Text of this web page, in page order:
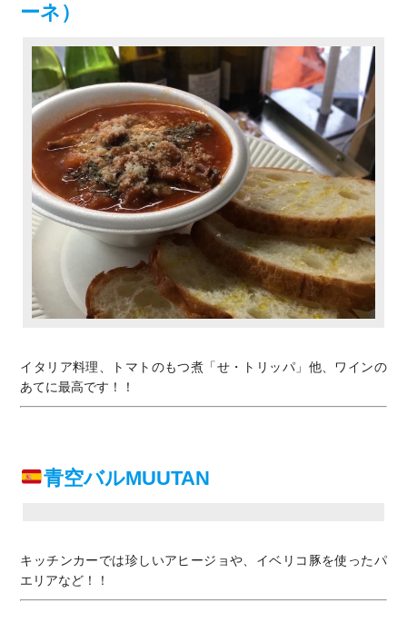
ーネ）
イタリア料理、トマトのもつ煮「せ・トリッパ」他、ワインの
あてに最高です！！
青空バルMUUTAN
キッチンカーでは珍しいアヒージョや、イベリコ豚を使ったパ
エリアなど！！